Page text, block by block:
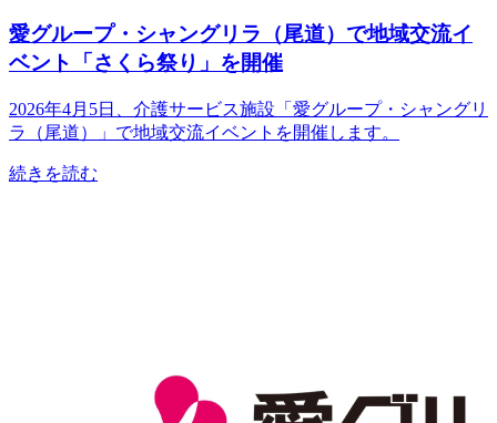
愛グループ・シャングリラ（尾道）で地域交流イ
ベント「さくら祭り」を開催
2026年4月5日、介護サービス施設「愛グループ・シャングリ
ラ（尾道）」で地域交流イベントを開催します。
続きを読む